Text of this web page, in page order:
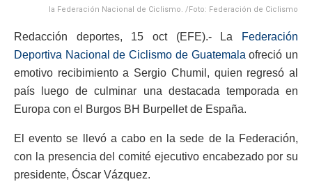
la Federación Nacional de Ciclismo. /Foto: Federación de Ciclismo
Redacción deportes, 15 oct (EFE).- La
Federación
Deportiva Nacional de Ciclismo de Guatemala ofreció un
emotivo recibimiento a Sergio Chumil, quien regresó al
país luego de culminar una destacada temporada en
Europa con el Burgos BH Burpellet de España.
El evento se llevó a cabo en la sede de la Federación,
con la presencia del comité ejecutivo encabezado por su
presidente, Óscar Vázquez.